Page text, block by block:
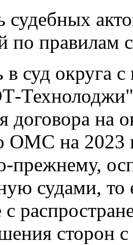
судебных
по
в суд округа
договора на
на 2023
прежнему,
судами, то
с
сторон